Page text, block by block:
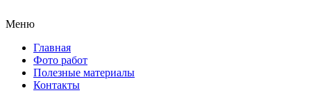
Меню
Главная
Фото работ
Полезные материалы
Контакты